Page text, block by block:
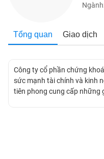
Tổng quan Giao dịch
Công ty cổ phần chứng
sức mạnh tài chính và kinh
tiên phong cung cấp những
NGHIỆP
BẤT
ĐỘNG
SẢN